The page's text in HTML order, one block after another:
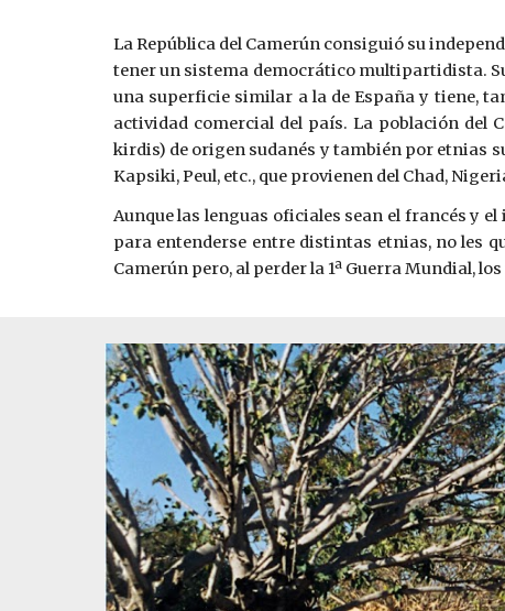
La República del Camerún consiguió su
tener un sistema democrático multipartidista.
una superficie similar a la de España y tiene,
actividad comercial del país. La población del
kirdis) de origen sudanés y también por etnias
Kapsiki, Peul, etc., que provienen del Chad,
Aunque las lenguas oficiales sean el francés y
para entenderse entre distintas etnias, no les
Camerún pero, al perder la 1ª Guerra Mundial,